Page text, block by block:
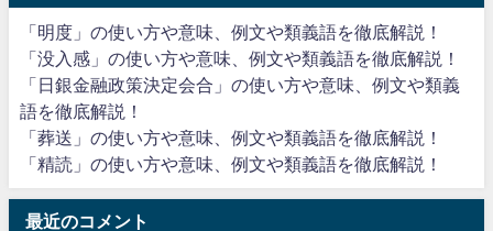
「明度」の使い方や意味、例文や類義語を徹底解説！
「没入感」の使い方や意味、例文や類義語を徹底解説！
「日銀金融政策決定会合」の使い方や意味、例文や類義
語を徹底解説！
「葬送」の使い方や意味、例文や類義語を徹底解説！
「精読」の使い方や意味、例文や類義語を徹底解説！
最近のコメント